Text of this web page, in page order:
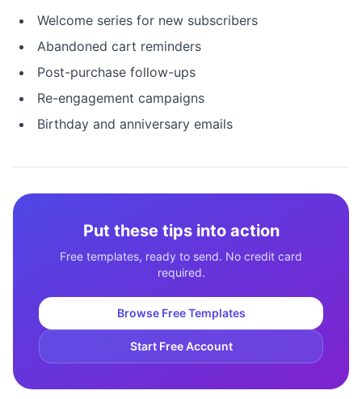
Welcome series for new subscribers
Abandoned cart reminders
Post-purchase follow-ups
Re-engagement campaigns
Birthday and anniversary emails
Put these tips into action
Free templates, ready to send. No credit card
required.
Browse Free Templates
Start Free Account